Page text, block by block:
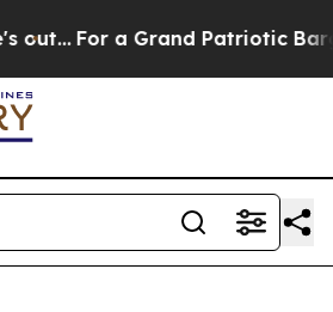
For a Grand Patriotic Bargain